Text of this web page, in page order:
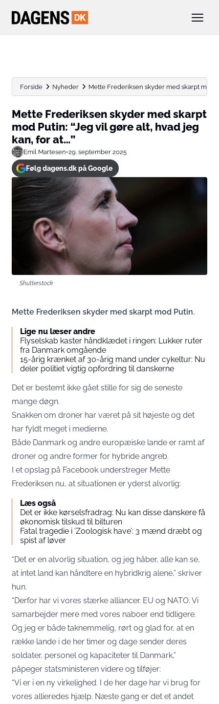
Forside Nyheder Mette Frederiksen skyder med skarpt mod
Mette Frederiksen skyder med skarpt
mod Putin: “Jeg vil gøre alt, hvad jeg
kan, for at…”
Emil Martesen•29. september 2025
Følg dagens.dk på Google
Shutterstock
Mette Frederiksen skyder med skarpt mod Putin.
Lige nu læser andre
Flyselskab kaster håndklædet i ringen: Lukker ruter
fra Danmark omgående
15-årig krænket af 30-årig mand under cykeltur: Nu
deler politiet vigtig opfordring til danskerne
Det er bestemt ikke gået stille for sig de seneste
mange døgn.
Snakken om droner har været på sit højeste og det
har fyldt meget i medierne.
Både Danmark og andre europæiske lande er ramt af
droner og andre former for hybride angreb.
I et opslag på Facebook understreger Mette
Frederiksen nu, at situationen er yderst alvorlig:
Læs også
Det er ikke kørselsfradrag: Nu kan disse danskere få
økonomisk tilskud til bilturen
Fatal tragedie i ‘Zoologisk have’: 3 mænd dræbt og
spist af løver
“Det er en alvorlig situation, og jeg håber, alle kan se,
at intet land kan håndtere en hybridkrig alene,” skriver
hun.
“Derfor har vi vores stærke alliancer. EU og NATO. Vi
samarbejder mere med vores naboer end tidligere.
Og jeg er både taknemmelig, rørt og glad for, at en
række lande i de her timer og dage sender deres
soldater, personel og kapaciteter til Danmark,”
påpeger statsministeren videre og tilføjer:
“Vi er i en ny virkelighed. I de her dage har vi brug for
vores allieredes hjælp. Næste gang er det et andet